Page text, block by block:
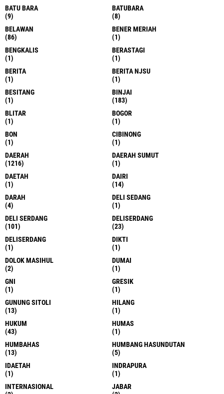
BATU BARA
(9)
BATUBARA
(8)
BELAWAN
(86)
BENER MERIAH
(1)
BENGKALIS
(1)
BERASTAGI
(1)
BERITA
(1)
BERITA NJSU
(1)
BESITANG
(1)
BINJAI
(183)
BLITAR
(1)
BOGOR
(1)
BON
(1)
CIBINONG
(1)
DAERAH
(1216)
DAERAH SUMUT
(1)
DAETAH
(1)
DAIRI
(14)
DARAH
(4)
DELI SEDANG
(1)
DELI SERDANG
(101)
DELISERDANG
(23)
DELISERDANG
(1)
DIKTI
(1)
DOLOK MASIHUL
(2)
DUMAI
(1)
GNI
(1)
GRESIK
(1)
GUNUNG SITOLI
(13)
HILANG
(1)
HUKUM
(43)
HUMAS
(1)
HUMBAHAS
(13)
HUMBANG HASUNDUTAN
(5)
IDAETAH
(1)
INDRAPURA
(1)
INTERNASIONAL
JABAR